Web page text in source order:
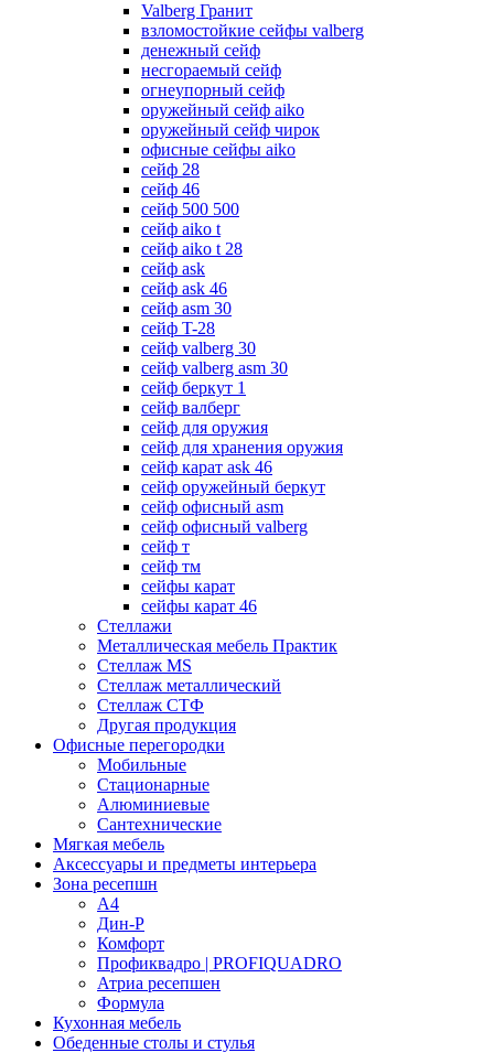
Valberg Гранит
взломостойкие сейфы valberg
денежный сейф
несгораемый сейф
огнеупорный сейф
оружейный сейф aiko
оружейный сейф чирок
офисные сейфы aiko
сейф 28
сейф 46
сейф 500 500
сейф aiko t
сейф aiko t 28
сейф ask
сейф ask 46
сейф asm 30
сейф T-28
сейф valberg 30
сейф valberg asm 30
сейф беркут 1
сейф валберг
сейф для оружия
сейф для хранения оружия
сейф карат ask 46
сейф оружейный беркут
сейф офисный asm
сейф офисный valberg
сейф т
сейф тм
сейфы карат
сейфы карат 46
Стеллажи
Металлическая мебель Практик
Стеллаж MS
Стеллаж металлический
Стеллаж СТФ
Другая продукция
Офисные перегородки
Мобильные
Стационарные
Алюминиевые
Сантехнические
Мягкая мебель
Аксессуары и предметы интерьера
Зона ресепшн
А4
Дин-Р
Комфорт
Профиквадро | PROFIQUADRO
Атриа ресепшен
Формула
Кухонная мебель
Обеденные столы и стулья